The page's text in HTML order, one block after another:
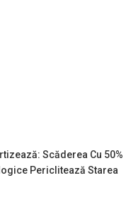
Scăderea Cu 50%
Periclitează Starea